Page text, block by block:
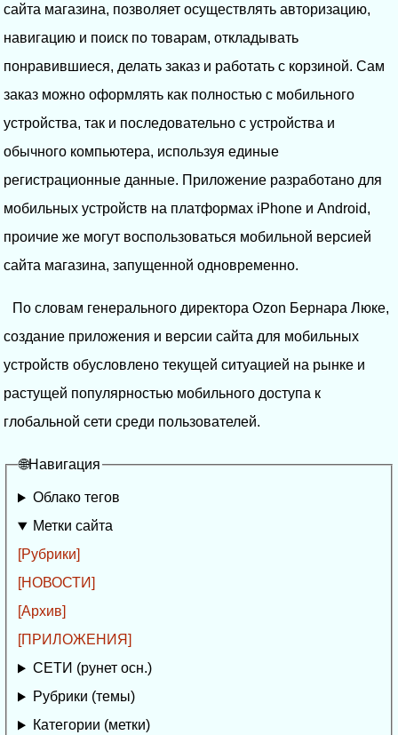
сайта магазина, позволяет осуществлять авторизацию,
навигацию и поиск по товарам, откладывать
понравившиеся, делать заказ и работать с корзиной. Сам
заказ можно оформлять как полностью с мобильного
устройства, так и последовательно с устройства и
обычного компьютера, используя единые
регистрационные данные. Приложение разработано для
мобильных устройств на платформах iPhone и Android,
проичие же могут воспользоваться мобильной версией
сайта магазина, запущенной одновременно.
По словам генерального директора Ozon Бернара Люке,
создание приложения и версии сайта для мобильных
устройств обусловлено текущей ситуацией на рынке и
растущей популярностью мобильного доступа к
глобальной сети среди пользователей.
🌐Навигация
Облако тегов
Метки сайта
[Рубрики]
[НОВОСТИ]
[Архив]
[ПРИЛОЖЕНИЯ]
СЕТИ (рунет осн.)
Рубрики (темы)
Категории (метки)